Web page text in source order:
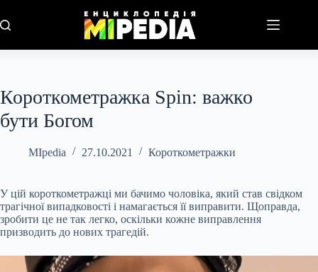
до
вмісту
Короткометражка Spin: важко
бути Богом
MIpedia 27.10.2021 Короткометражки
У цій короткометражці ми бачимо чоловіка, який став свідком
трагічної випадковості і намагається її виправити. Щоправда,
зробити це не так легко, оскільки кожне виправлення
призводить до нових трагедій.
Відеопрогравач